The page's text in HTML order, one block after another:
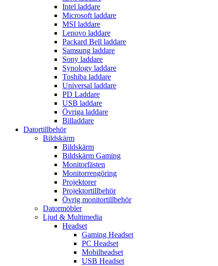
Intel laddare
Microsoft laddare
MSI laddare
Lenovo laddare
Packard Bell laddare
Samsung laddare
Sony laddare
Synology laddare
Toshiba laddare
Universal laddare
PD Laddare
USB laddare
Övriga laddare
Billaddare
Datortillbehör
Bildskärm
Bildskärm
Bildskärm Gaming
Monitorfästen
Monitorrengöring
Projektorer
Projektortillbehör
Övrig monitortillbehör
Datormöbler
Ljud & Multimedia
Headset
Gaming Headset
PC Headset
Mobilheadset
USB Headset